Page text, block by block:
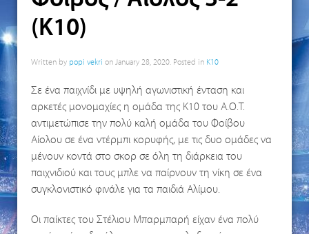
(Κ10)
Written by popi vekri on January 28, 2020. Posted in K10
Σε ένα παιχνίδι με υψηλή αγωνιστική ένταση και
αρκετές μονομαχίες η ομάδα της Κ10 του Α.Ο.Τ.
αντιμετώπισε την πολύ καλή ομάδα του Φοίβου
Αίολου σε ένα ντέρμπι κορυφής, με τις δυο ομάδες να
μένουν κοντά στο σκορ σε όλη τη διάρκεια του
παιχνιδιού και τους μπλε να παίρνουν τη νίκη σε ένα
συγκλονιστικό φινάλε για τα παιδιά Αλίμου.
Οι παίκτες του Στέλιου Μπαρμπαρή είχαν ένα πολύ